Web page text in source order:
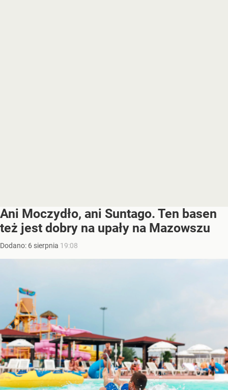
Ani Moczydło, ani Suntago. Ten basen
też jest dobry na upały na Mazowszu
Dodano: 6 sierpnia 19:08